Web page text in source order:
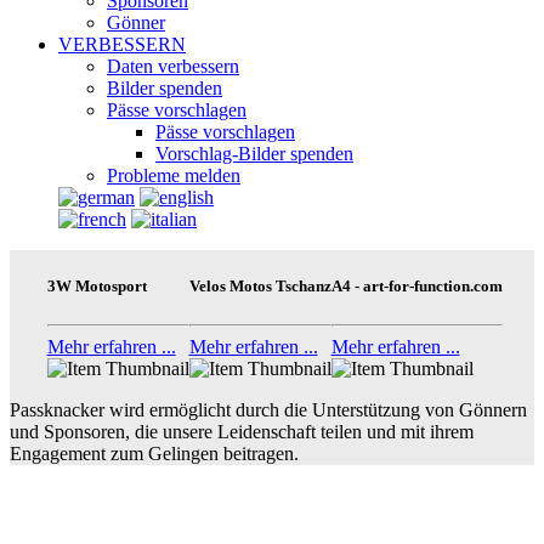
Gönner
VERBESSERN
Daten verbessern
Bilder spenden
Pässe vorschlagen
Pässe vorschlagen
Vorschlag-Bilder spenden
Probleme melden
3W Motosport
Mehr erfahren ...
Velos Motos Tschanz
Mehr erfahren ...
A4 - art-for-function.com
Mehr erfahren ...
Passknacker wird ermöglicht durch die Unterstützung von Gönnern
und Sponsoren, die unsere Leidenschaft teilen und mit ihrem
Engagement zum Gelingen beitragen.